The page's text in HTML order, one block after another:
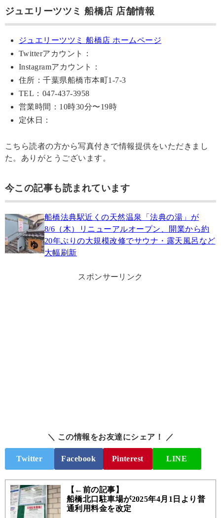
ジュエリーツツミ 船橋店 店舗情報
ジュエリーツツミ 船橋店 ホームページ
Twitterアカウント：
Instagramアカウント：
住所：千葉県船橋市本町1-7-3
TEL：047-437-3958
営業時間：10時30分〜19時
定休日：
こちら読者の方から写真付きで情報提供をいただきまし
た。ありがとうございます。
今この記事も読まれています
船橋法典駅近くの天然温泉「法典の湯」が
8/6（木）リニューアルオープン、開業から約
20年ぶりの大規模改修でサウナ・露天風呂など
大幅刷新
スポンサーリンク
＼ この情報をお友達にシェア！ ／
Twitter Facebook Pinterest LINE
【←前の記事】
船橋北口駐車場が2025年4月1日より普
通利用料金を改定